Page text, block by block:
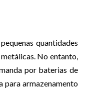
quantidades
No entanto,
por baterias de
para armazenamento